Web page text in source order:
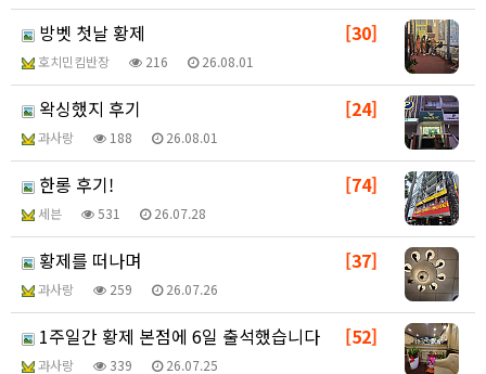
[30]
방벳 첫날 황제
호치민킴반장 216 26.08.01
[24]
왁싱했지 후기
과사랑 188 26.08.01
[74]
한롱 후기!
세븐 531 26.07.28
[37]
황제를 떠나며
과사랑 259 26.07.26
[52]
1주일간 황제 본점에 6일 출석했습니다
과사랑 339 26.07.25